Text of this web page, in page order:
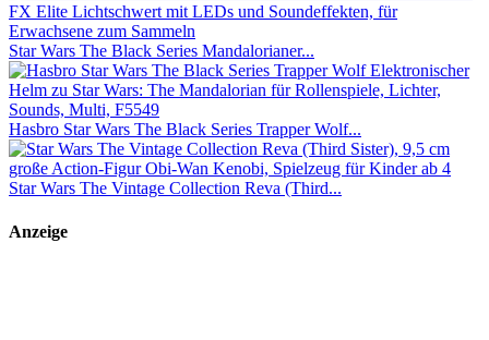
Star Wars The Black Series Mandalorianer...
Hasbro Star Wars The Black Series Trapper Wolf...
Star Wars The Vintage Collection Reva (Third...
Anzeige